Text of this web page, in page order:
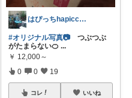
はぴっちhapicchi💎🏃感謝💐
#オリジナル写真📷 つぶつぶ
がたまらない🍊 ...
￥ 12,000～
0 0 19
コレ いいね